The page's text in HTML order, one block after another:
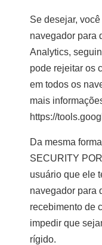
Se desejar,
navegador para
Analytics,
pode rejeitar os
em todos os
mais
https://
Da mesma
SECURITY
usuário que ele
navegador para
recebimento de
impedir que
rígido.